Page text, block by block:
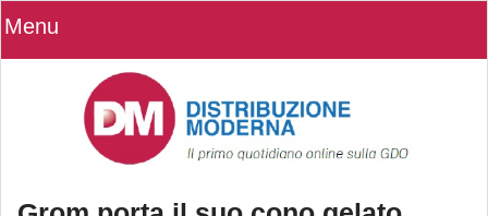
Menu